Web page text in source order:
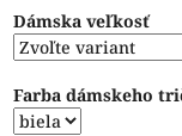
5
hviezdičiek.
Dámska veľkosť
Farba dámskeho